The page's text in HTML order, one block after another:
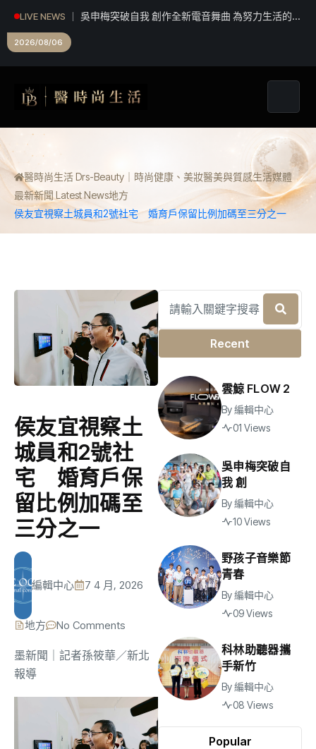
LIVE NEWS
野孩子音樂節 青春無關年齡 小學傳唱童謠 掀客語
2026/08/06
醫時尚生活 Drs-Beauty｜時尚健康、美妝醫美與質感生活媒體
最新新聞 Latest News地方
侯友宜視察土城員和2號社宅 婚育戶保留比例加碼至三分之一
侯友宜視察土
城員和2號社
宅 婚育戶保
留比例加碼至
三分之一
編輯中心 7 4 月, 2026
地方 No Comments
墨新聞 ｜記者孫筱華／新北
報導
Recent
Popular
雲鯨 FLOW 2
By編輯中心
01 Views
吳申梅突破自
我 創
By編輯中心
10 Views
野孩子音樂節
青春
By編輯中心
09 Views
科林助聽器攜
手新竹
By編輯中心
08 Views